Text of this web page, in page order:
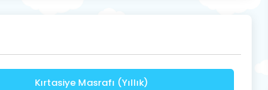
Kırtasiye Masrafı (Yıllık)